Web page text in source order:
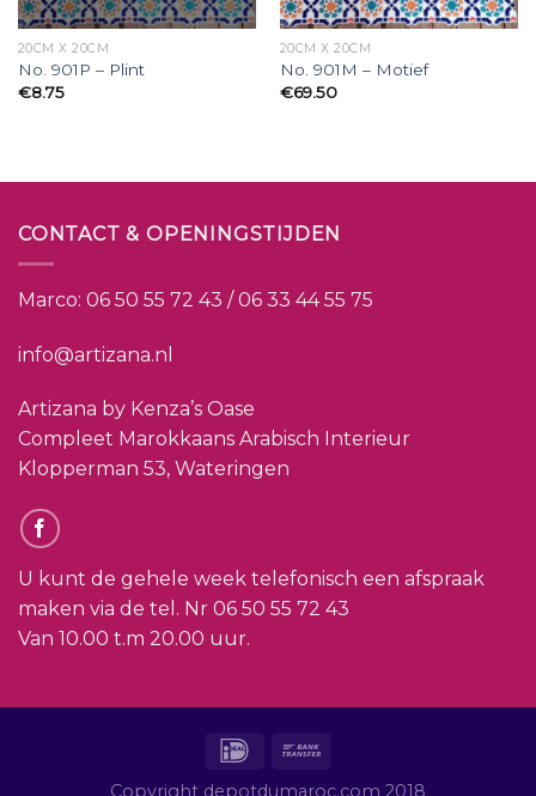
20CM X 20CM
No. 901P – Plint
€8.75
20CM X 20CM
No. 901M – Motief
€69.50
CONTACT & OPENINGSTIJDEN
Marco: 06 50 55 72 43 / 06 33 44 55 75
info@artizana.nl
Artizana by Kenza’s Oase
Compleet Marokkaans Arabisch Interieur
Klopperman 53, Wateringen
U kunt de gehele week telefonisch een afspraak
maken via de tel. Nr 06 50 55 72 43
Van 10.00 t.m 20.00 uur.
Copyright depotdumaroc.com 2018